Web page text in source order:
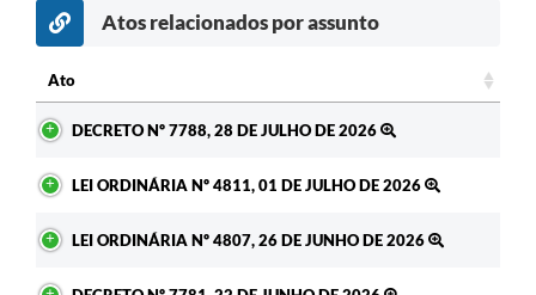
Atos relacionados por assunto
Ato
DECRETO Nº 7788, 28 DE JULHO DE 2026
LEI ORDINÁRIA Nº 4811, 01 DE JULHO DE 2026
LEI ORDINÁRIA Nº 4807, 26 DE JUNHO DE 2026